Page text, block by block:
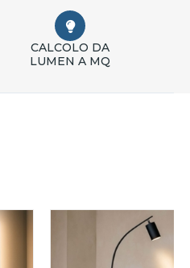
CALCOLO DA
LUMEN A MQ